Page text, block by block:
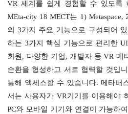
VR 세계를 쉽게 경험할 수 있도록
MEta-city 18 MECT는 1) Metaspace,
의 3가지 주요 기능으로 구성되어
하는 3가지 핵심 기능으로 편리한
회원, 다양한 기업, 개발자 등 VR 메
순환을 형성하고 서로 협력할 것입
통해 액세스할 수 있습니다. 메타버
서는 사용자가 VR기기를 이용해야
PC와 모바일 기기와 연결이 가능하